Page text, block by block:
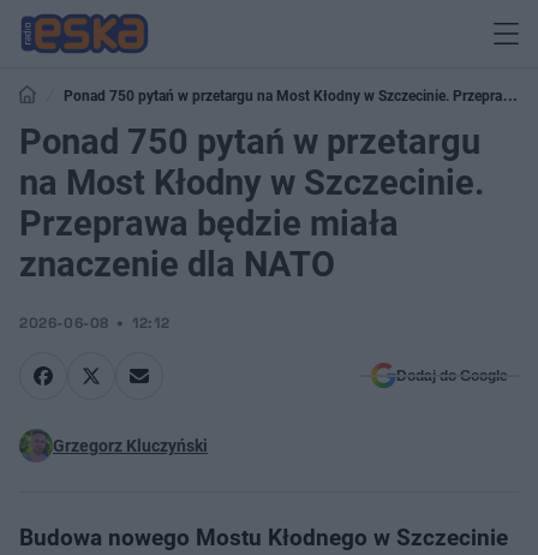
Ponad 750 pytań w przetargu na Most Kłodny w Szczecinie. Przeprawa
będzie miała znaczenie dla NATO
Ponad 750 pytań w przetargu
na Most Kłodny w Szczecinie.
Przeprawa będzie miała
znaczenie dla NATO
2026-06-08 12:12
Dodaj do Google
Grzegorz Kluczyński
Budowa nowego Mostu Kłodnego w Szczecinie